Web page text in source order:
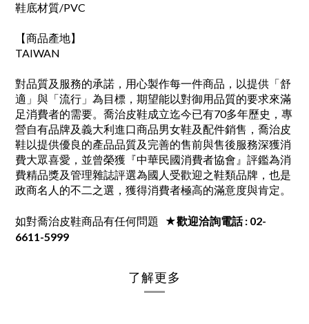
鞋底材質/PVC
【商品產地】
TAIWAN
對品質及服務的承諾，用心製作每一件商品，以提供「舒
適」與「流行」為目標，期望能以對御用品質的要求來滿
足消費者的需要。喬治皮鞋成立迄今已有70多年歷史，專
營自有品牌及義大利進口商品男女鞋及配件銷售，喬治皮
鞋以提供優良的產品品質及完善的售前與售後服務深獲消
費大眾喜愛，並曾榮獲『中華民國消費者協會』評鑑為消
費精品獎及管理雜誌評選為國人受歡迎之鞋類品牌，也是
政商名人的不二之選，獲得消費者極高的滿意度與肯定。
如對喬治皮鞋商品有任何問題
★歡迎洽詢電話 : 02-
6611-5999
了解更多